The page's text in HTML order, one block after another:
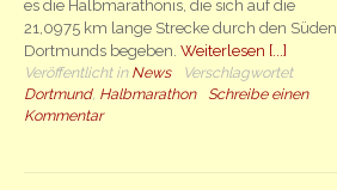
es die Halbmarathonis, die sich auf die
21,0975 km lange Strecke durch den Süden
Dortmunds begeben.Weiterlesen [...]
Veröffentlicht in News
Verschlagwortet
Dortmund, Halbmarathon
Schreibe einen
Kommentar